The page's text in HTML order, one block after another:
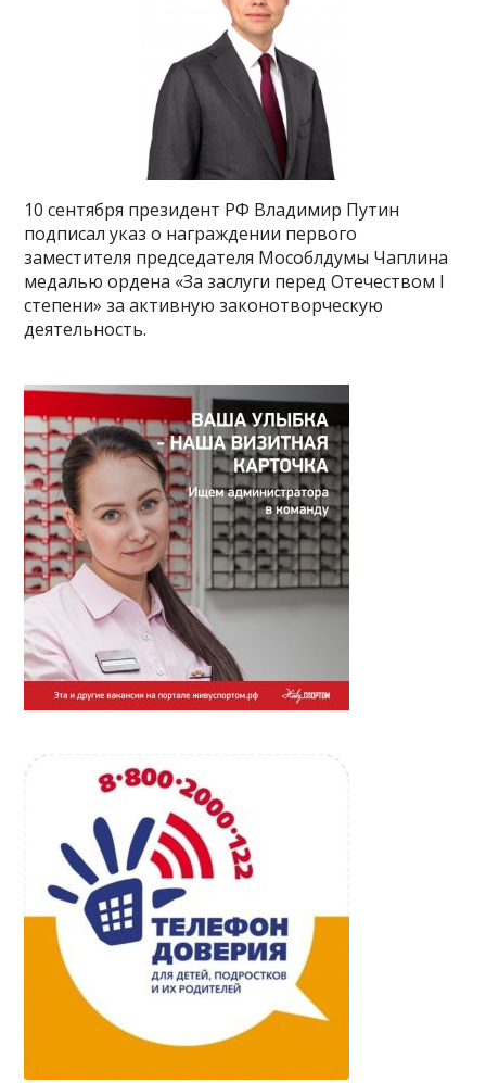
10 сентября президент РФ Владимир Путин
подписал указ о награждении первого
заместителя председателя Мособлдумы Чаплина
медалью ордена «За заслуги перед Отечеством I
степени» за активную законотворческую
деятельность.